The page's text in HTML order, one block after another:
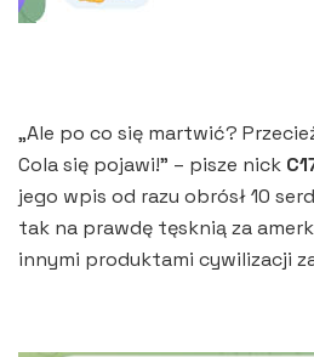
„Ale po co się martwić?
Cola się pojawi!” – pisze nick
jego wpis od razu obrósł 10
tak na prawdę tęsknią za
innymi produktami cywilizacji